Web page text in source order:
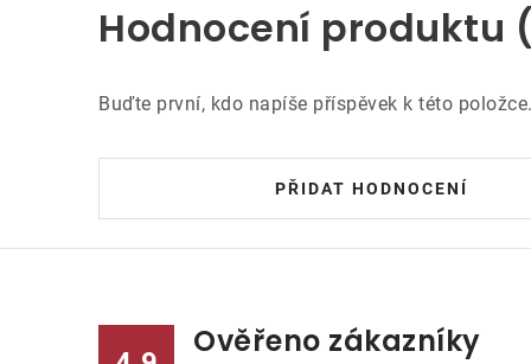
Hodnocení produktu
Buďte první, kdo napíše příspěvek k této položce.
PŘIDAT HODNOCENÍ
Ověřeno zákazníky